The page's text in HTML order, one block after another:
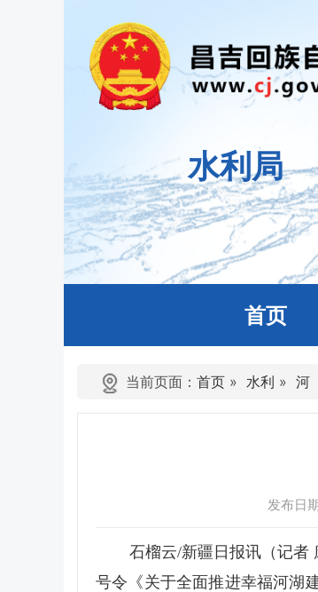
水利局
首页
当前页面： 首页 » 水利 » 河
发布日
石榴云/新疆日报讯（记者
号令《关于全面推进幸福河湖